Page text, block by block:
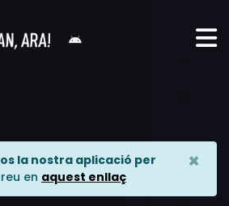
la nostra aplicació per
en aquest enllaç
×